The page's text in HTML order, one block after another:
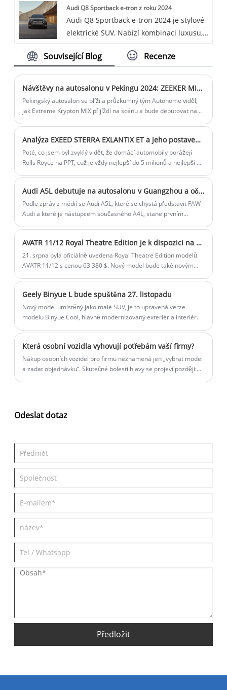
Audi Q8 Sportback e-tron z roku 2024
Audi Q8 Sportback e-tron 2024 je stylové
elektrické SUV. Nabízí kombinaci luxusu,
Související Blog Recenze
Návštěvy na autosalonu v Pekingu 2024: ZEEKER MIX odhalen v reálném životě
Pekingský autosalon se blíží a průzkumný tým Autohome viděl,
jak Extreme Krypton MIX přijíždí na scénu a bude debutovat na
Analýza EXEED STERRA EXLANTIX ET a jeho postavení na trhu
Poté, co jsem byl zvyklý vidět, že domácí automobily porážejí
Rolls Royce na PPT, což je vždy nejlepší do 5 milionů a nejlepší do
konferenci, a pak Když vykřiknu větu „nejlepší elektrické SUV do
500 000“, mám pocit, že tato společnost je tak upřímná a tak
zdrženlivá Společnost je tak upřímná, tak zdrženlivá, tak zdvořilá.
Audi A5L debutuje na autosalonu v Guangzhou a očekává se, že bude vybaveno technologií Huawei Intelligent Driving
Podle zpráv z médií se Audi A5L, které se chystá představit FAW
Audi a které je nástupcem současného A4L, stane prvním
letošním roce. uvedena na trh v polovině roku 2025.
AVATR 11/12 Royal Theatre Edition je k dispozici na prodej za 63 380 $
21. srpna byla oficiálně uvedena Royal Theatre Edition modelů
AVATR 11/12 s cenou 63 380 $. Nový model bude také novým
Geely Binyue L bude spuštěna 27. listopadu
Nový model umístěný jako malé SUV, je to upravená verze
modelu Binyue Cool, hlavně modernizovaný exteriér a interiér.
Která osobní vozidla vyhovují potřebám vaší firmy?
Nákup osobních vozidel pro firmu neznamená jen „vybrat model
a zadat objednávku“. Skutečné bolesti hlavy se projeví později:
špatná dostupnost dílů a nejasná odpovědnost za záruku.
Odeslat dotaz
Předložit